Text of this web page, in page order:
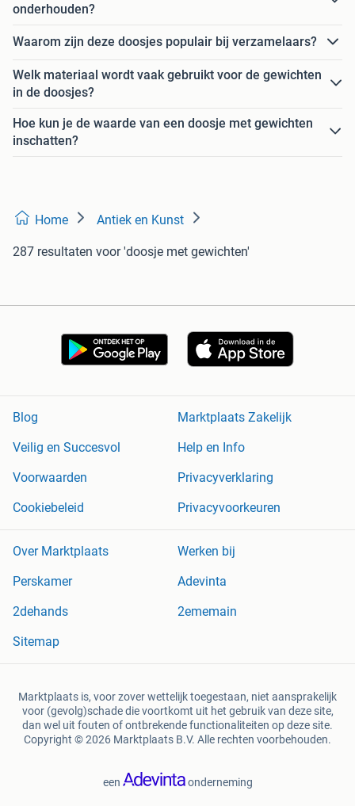
onderhouden?
Waarom zijn deze doosjes populair bij verzamelaars?
Welk materiaal wordt vaak gebruikt voor de gewichten
in de doosjes?
Hoe kun je de waarde van een doosje met gewichten
inschatten?
Home Antiek en Kunst
287 resultaten voor 'doosje met gewichten'
Blog
Marktplaats Zakelijk
Veilig en Succesvol
Help en Info
Voorwaarden
Privacyverklaring
Cookiebeleid
Privacyvoorkeuren
Over Marktplaats
Werken bij
Perskamer
Adevinta
2dehands
2ememain
Sitemap
Marktplaats is, voor zover wettelijk toegestaan, niet aansprakelijk
voor (gevolg)schade die voortkomt uit het gebruik van deze site,
dan wel uit fouten of ontbrekende functionaliteiten op deze site.
Copyright © 2026 Marktplaats B.V. Alle rechten voorbehouden.
een onderneming